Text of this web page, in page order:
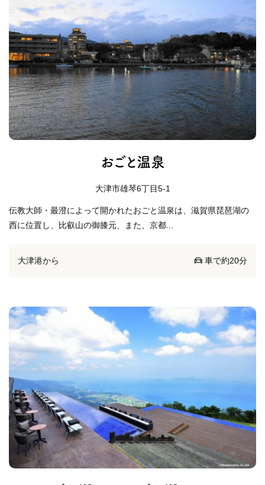
おごと温泉
大津市雄琴6丁目5-1
伝教大師・最澄によって開かれたおごと温泉は、滋賀県琵琶湖の
西に位置し、比叡山の御膝元、また、京都...
大津港から 車で約20分